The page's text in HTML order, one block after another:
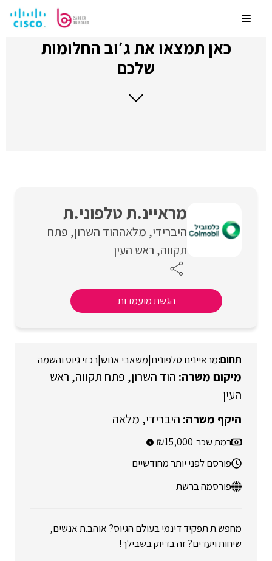
לתוכןMenu
כאן תמצאו את ג׳וב החלומות
שלכם
מראיינ.ת טלפוני.ת
היברידי מלאההוד השרון פתח
תקווה ראש העין
הגשת מועמדות
מראיינים טלפונים|משאבי אנוש|רכזי גיוס והשמה
הוד השרון פתח תקווה ראש
העין
היברידי מלאה
רמת שכר 15,000
פורסם לפני יותר מחודשיים
פורסמה ברשת
מחפש.ת תפקיד דינמי בעולם הגיוס? אוהב.ת אנשים,
שיחות ויעדים? זה בדיוק בשבילך!